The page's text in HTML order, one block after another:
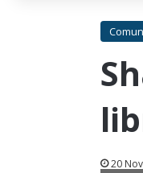
20